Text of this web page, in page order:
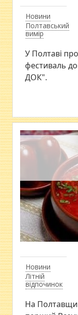
Новини
Полтавський
вимір
У Полтаві
фестиваль
ДОК".
Новини
Літній
відпочинок
На